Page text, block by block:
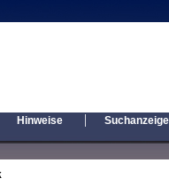
Hinweise |